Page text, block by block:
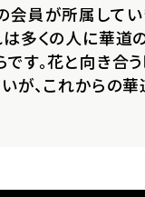
員が所属して
多くの人に華
す。花と向き合
が、これからの